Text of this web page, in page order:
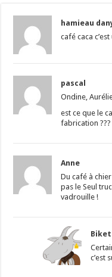
hamieau
café caca
pascal
Ondine,
est ce que le
fabrication ???
Anne
Du café à
pas le Seul
vadrouille !
Biket
c’est